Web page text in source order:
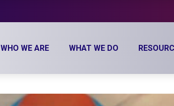
WHO WE ARE WHAT WE DO